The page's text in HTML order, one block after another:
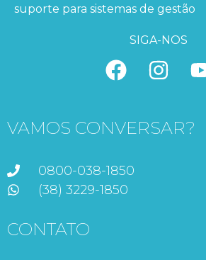
suporte para sistemas de gestão
SIGA-NOS
VAMOS CONVERSAR?
0800-038-1850
(38) 3229-1850
CONTATO